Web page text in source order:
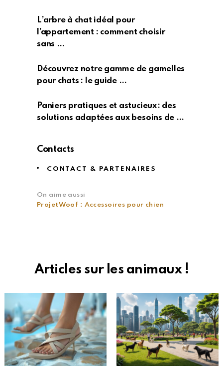
L’arbre à chat idéal pour
l’appartement : comment choisir
sans …
Découvrez notre gamme de gamelles
pour chats : le guide …
Paniers pratiques et astucieux : des
solutions adaptées aux besoins de …
Contacts
CONTACT & PARTENAIRES
On aime aussi
ProjetWoof : Accessoires pour chien
Articles sur les animaux !